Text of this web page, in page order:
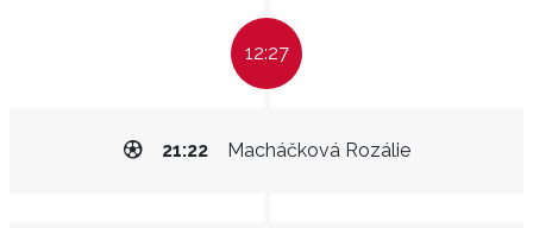
12:27
Macháčková Rozálie
21:22